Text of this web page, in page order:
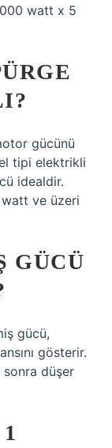
watt x 5
gücünü
tipi elektrikli
idealdir.
ve üzeri
GÜCÜ
gücü,
gösterir.
sonra düşer